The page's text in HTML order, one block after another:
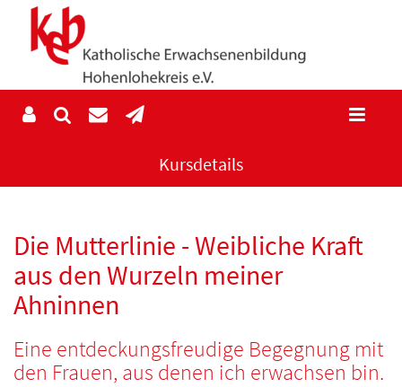
Kursdetails
Die Mutterlinie - Weibliche Kraft
aus den Wurzeln meiner
Ahninnen
Eine entdeckungsfreudige Begegnung mit
den Frauen, aus denen ich erwachsen bin.